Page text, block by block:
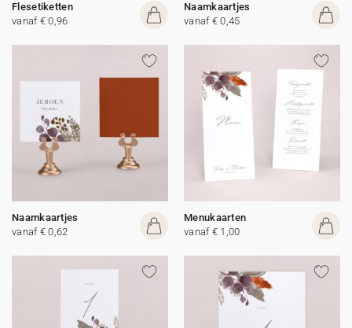
Flesetiketten
vanaf € 0,96
Naamkaartjes
vanaf € 0,45
Naamkaartjes
vanaf € 0,62
Menukaarten
vanaf € 1,00